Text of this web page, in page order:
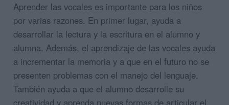
Aprender las vocales es importante para los niños
por varias razones. En primer lugar, ayuda a
desarrollar la lectura y la escritura en el alumno y
alumna. Además, el aprendizaje de las vocales ayuda
a incrementar la memoria y a que en el futuro no se
presenten problemas con el manejo del lenguaje.
También ayuda a que el alumno desarrolle su
creatividad y aprenda nuevas formas de articular el